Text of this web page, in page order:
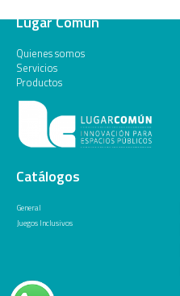
Lugar Común
Quienes somos
Servicios
Productos
Catálogos
General
Juegos Inclusivos